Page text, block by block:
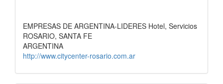
EMPRESAS DE ARGENTINA-LIDERES Hotel, Servicios
ROSARIO, SANTA FE
ARGENTINA
http://www.citycenter-rosario.com.ar